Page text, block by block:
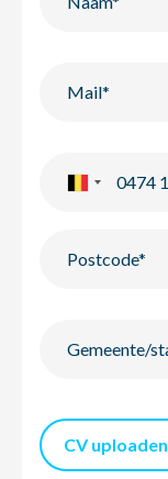
CV uploaden